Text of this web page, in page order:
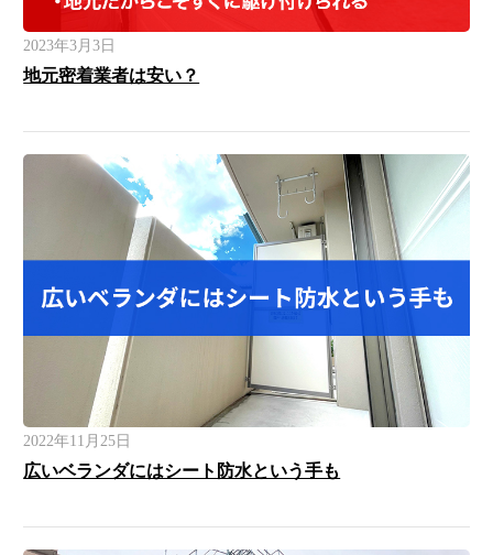
2023年3月3日
地元密着業者は安い？
2022年11月25日
広いベランダにはシート防水という手も